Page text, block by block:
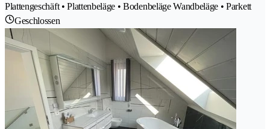
Plattengeschäft • Plattenbeläge • Bodenbeläge Wandbeläge • Parkett
Geschlossen